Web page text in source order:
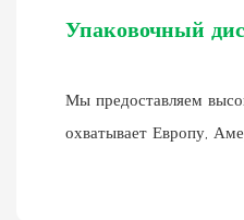
Упаковочный
Мы предоставляем
охватывает Европу,